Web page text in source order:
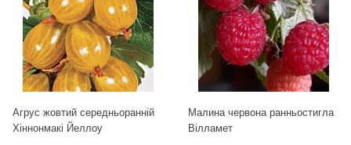
Агрус жовтий середньоранній
Хіннонмакі Йеллоу
Малина червона ранньостигла
Вілламет